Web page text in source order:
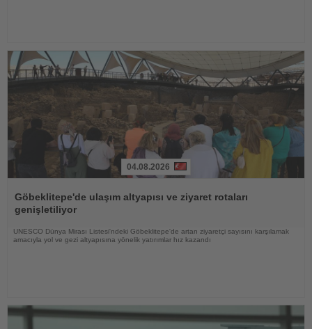
Oku
04.08.2026
Göbeklitepe'de ulaşım altyapısı ve ziyaret rotaları
genişletiliyor
UNESCO Dünya Mirası Listesi'ndeki Göbeklitepe'de artan ziyaretçi sayısını karşılamak
amacıyla yol ve gezi altyapısına yönelik yatırımlar hız kazandı